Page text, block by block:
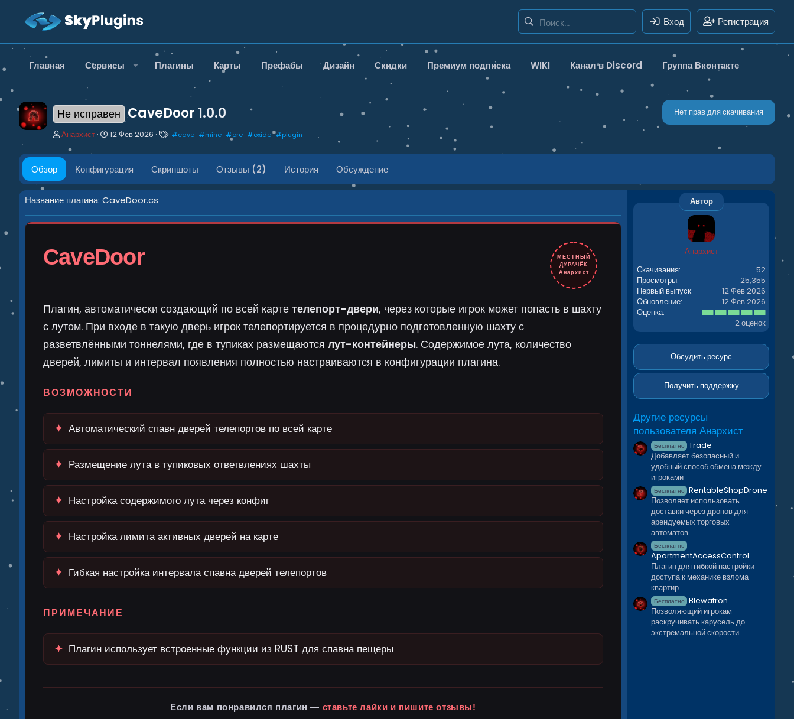
Вход Регистрация
Главная Сервисы Плагины Карты Префабы Дизайн Скидки Премиум подписка WIKI Канал в Discord Группа Вконтакте
Не исправен CaveDoor 1.0.0
Нет прав для скачивания
А
т
р
Анархист
Д
т
а
с
о
з
д
а
я
12 Фев 2026
Т
г
и
#cave #mine #ore #oxide #plugin
Обзор Конфигурация Скриншоты Отзывы (2) История Обсуждение
Название плагина: CaveDoor.cs
CaveDoor
МЕСТНЫЙ
ДУРАЧЁК
Анархист
Плагин, автоматически создающий по всей карте телепорт-двери, через которые игрок может попасть в шахту
с лутом. При входе в такую дверь игрок телепортируется в процедурно подготовленную шахту с
разветвлёнными тоннелями, где в тупиках размещаются лут-контейнеры. Содержимое лута, количество
дверей, лимиты и интервал появления полностью настраиваются в конфигурации плагина.
ВОЗМОЖНОСТИ
✦ Автоматический спавн дверей телепортов по всей карте
✦ Размещение лута в тупиковых ответвлениях шахты
✦ Настройка содержимого лута через конфиг
✦ Настройка лимита активных дверей на карте
✦ Гибкая настройка интервала спавна дверей телепортов
ПРИМЕЧАНИЕ
✦ Плагин использует встроенные функции из RUST для спавна пещеры
Если вам понравился плагин — ставьте лайки и пишите отзывы!
Автор
Анархист
Скачивания
52
Просмотры
25,355
Первый выпуск
12 Фев 2026
Обновление
12 Фев 2026
Оценка
5
.
0
з
ё
з
2 оценок
Обсудить ресурс
Получить поддержку
Другие ресурсы
пользователя Анархист
Бесплатно Trade
Добавляет безопасный и
удобный способ обмена между
игроками
Бесплатно RentableShopDrone
Позволяет использовать
доставки через дронов для
арендуемых торговых
автоматов.
Бесплатно
ApartmentAccessControl
Плагин для гибкой настройки
доступа к механике взлома
квартир.
Бесплатно Blewatron
Позволяющий игрокам
раскручивать карусель до
экстремальной скорости.